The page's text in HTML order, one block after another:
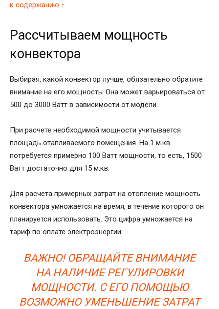
к содержанию ↑
Рассчитываем мощность
конвектора
Выбирая, какой конвектор лучше, обязательно обратите
внимание на его мощность. Она может варьироваться от
500 до 3000 Ватт в зависимости от модели.
При расчете необходимой мощности учитывается
площадь отапливаемого помещения. На 1 м.кв.
потребуется примерно 100 Ватт мощности, то есть, 1500
Ватт достаточно для 15 м.кв.
Для расчета примерных затрат на отопление мощность
конвектора умножается на время, в течение которого он
планируется использовать. Это цифра умножается на
тариф по оплате электроэнергии.
ВАЖНО! ОБРАЩАЙТЕ ВНИМАНИЕ
НА НАЛИЧИЕ РЕГУЛИРОВКИ
МОЩНОСТИ. С ЕГО ПОМОЩЬЮ
ВОЗМОЖНО УМЕНЬШЕНИЕ ЗАТРАТ